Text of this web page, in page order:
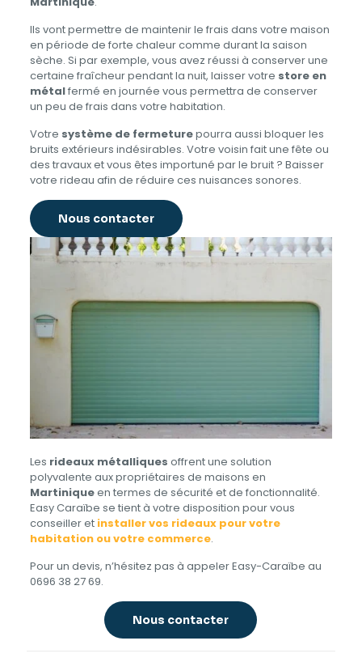
Ils vont permettre de maintenir le frais dans votre maison
en période de forte chaleur comme durant la saison
sèche. Si par exemple, vous avez réussi à conserver une
certaine fraîcheur pendant la nuit, laisser votre store en
métalfermé en journée vous permettra de conserver
un peu de frais dans votre habitation.
Votre système de fermeturepourra aussi bloquer les
bruits extérieurs indésirables. Votre voisin fait une fête ou
des travaux et vous êtes importuné par le bruit ? Baisser
votre rideau afin de réduire ces nuisances sonores.
Nous contacter
Les rideaux métalliques offrent une solution
polyvalente aux propriétaires de maisons en
Martiniqueen termes de sécurité et de fonctionnalité.
Easy Caraïbe se tient à votre disposition pour vous
conseiller et installer vos rideaux pour votre
habitation ou votre commerce.
Pour un devis, n’hésitez pas à appeler Easy-Caraïbe au
0696 38 27 69.
Nous contacter